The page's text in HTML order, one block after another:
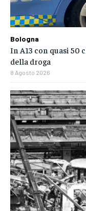
Bologna
In A13 con quasi
della droga
8 Agosto 2026